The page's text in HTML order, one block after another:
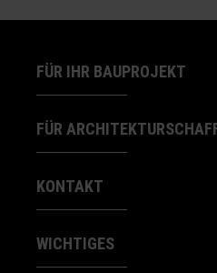
FÜR IHR BAUPROJEKT
FÜR
KONTAKT
WICHTIGES